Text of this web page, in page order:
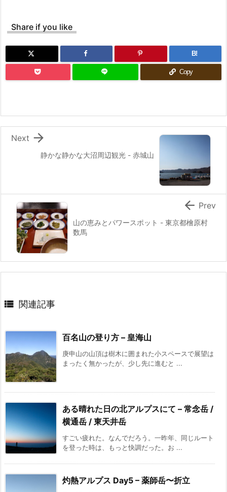
Share if you like
B!
Copy
静かな静かな大沼周辺観光 - 赤城山

Next
山の恵みとパワースポット - 東京都檜原村
数馬
 Prev
 関連記事
百名山の登り方 – 皇海山
庚申山の山頂は樹木に囲まれた小スペースで展望は
まったく無かったが、少し先に進むと ...
ある晴れた日の北アルプスにて – 常念岳 /
横通岳 / 東天井岳
すごい疲れた。なんでだろう。一昨年、同じルート
を登った時は、もっと快調だった。お ...
灼熱アルプス Day5 – 薬師岳〜折立